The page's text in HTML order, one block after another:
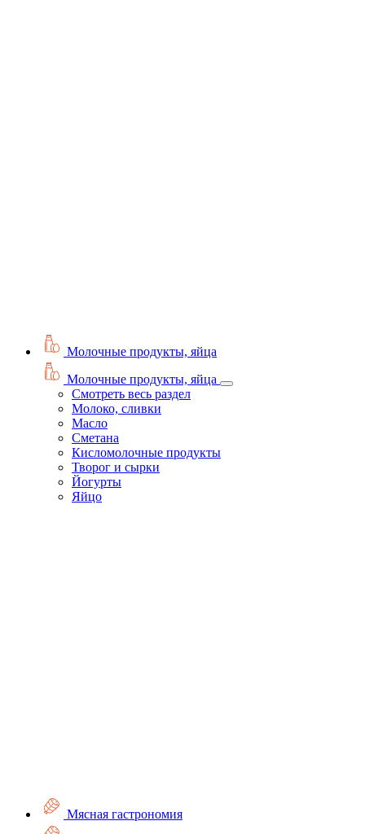
Молочные продукты, яйца
Молочные продукты, яйца
Смотреть весь раздел
Молоко, сливки
Масло
Сметана
Кисломолочные продукты
Творог и сырки
Йогурты
Яйцо
Мясная гастрономия